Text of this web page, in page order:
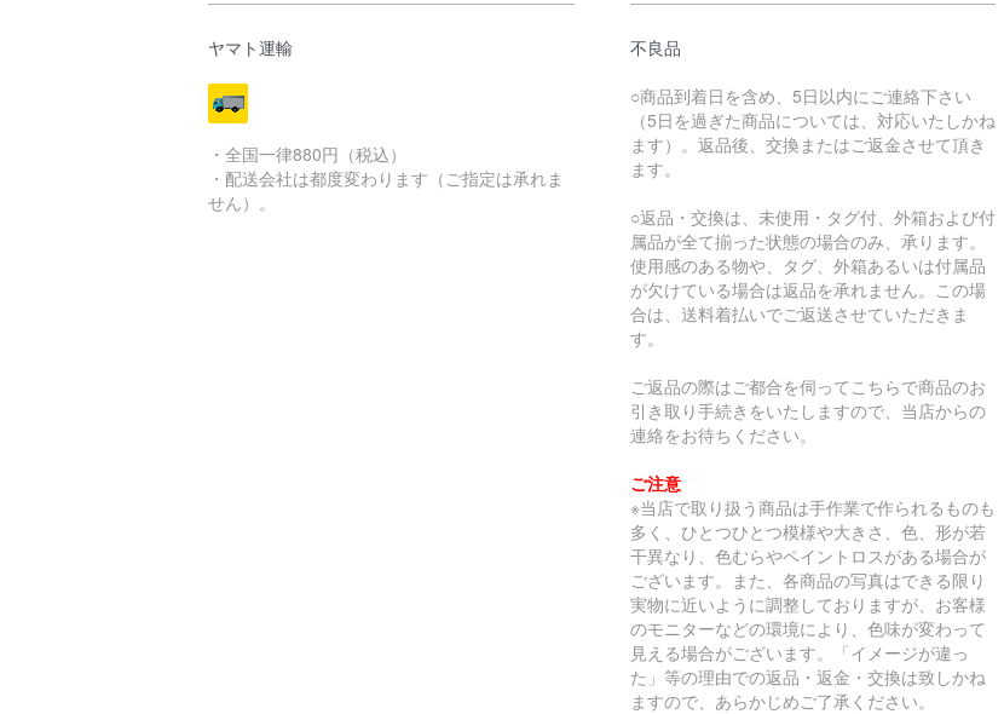
ヤマト運輸
・全国一律880円（税込）
・配送会社は都度変わります（ご指定は承れま
せん）。
不良品
○商品到着日を含め、5日以内にご連絡下さい
（5日を過ぎた商品については、対応いたしかね
ます）。返品後、交換またはご返金させて頂き
ます。
○返品・交換は、未使用・タグ付、外箱および付
属品が全て揃った状態の場合のみ、承ります。
使用感のある物や、タグ、外箱あるいは付属品
が欠けている場合は返品を承れません。この場
合は、送料着払いでご返送させていただきま
す。
ご返品の際はご都合を伺ってこちらで商品のお
引き取り手続きをいたしますので、当店からの
連絡をお待ちください。
ご注意
※当店で取り扱う商品は手作業で作られるものも
多く、ひとつひとつ模様や大きさ、色、形が若
干異なり、色むらやペイントロスがある場合が
ございます。また、各商品の写真はできる限り
実物に近いように調整しておりますが、お客様
のモニターなどの環境により、色味が変わって
見える場合がございます。「イメージが違っ
た」等の理由での返品・返金・交換は致しかね
ますので、あらかじめご了承ください。